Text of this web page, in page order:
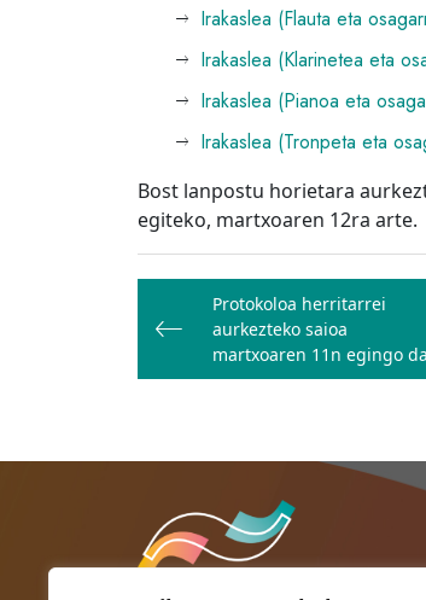
Irakaslea (Flauta eta
Irakaslea (Klarinetea eta
Irakaslea (Pianoa eta
Irakaslea (Tronpeta eta
Bost lanpostu horietara
egiteko, martxoaren 12ra arte.
Bidalketetan
zehar
nabigatu
Protokoloa herritarrei
aurkezteko saioa
martxoaren 11n egingo da